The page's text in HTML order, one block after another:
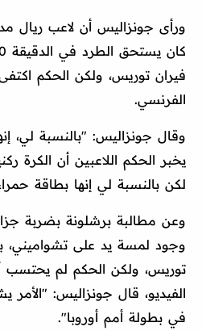
ورأى جونزاليس أن لاعب ريال
فيران توريس، ولكن الحكم
الفرنسي.
وقال جونزاليس: "بالنسبة لي،
يخبر الحكم اللاعبين أن الكرة
لكن بالنسبة لي إنها بطاقة
وجود لمسة يد على تشواميني،
توريس، ولكن الحكم لم
الفيديو، قال جونزاليس: "الأمر
في بطولة أمم أوروبا".